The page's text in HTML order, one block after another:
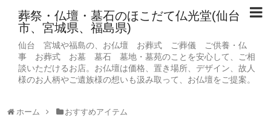
葬祭・仏壇・墓石のほこだて仏光堂(仙台
市、宮城県、福島県)
仙台 宮城や福島の、お仏壇 お葬式 ご葬儀 ご供養・仏
事 お葬式 お墓 墓石 墓地・墓苑のことを安心して、ご相
談いただけるお店。お仏壇は価格、置き場所、デザイン、故人
様のお人柄やご遺族様の想いも汲み取って、お仏壇をご提案。
ホーム おすすめアイテム